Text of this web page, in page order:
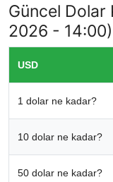
Güncel Dolar
2026 - 14:00)
USD
1 dolar ne kadar?
10 dolar ne kadar?
50 dolar ne kadar?